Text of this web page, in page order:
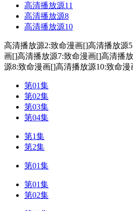
高清播放源11
高清播放源8
高清播放源10
高清播放源2:致命漫画[]高清播放源
画[]高清播放源7:致命漫画[]高清播
源8:致命漫画[]高清播放源10:致命漫
第01集
第02集
第03集
第04集
第1集
第2集
第01集
第01集
第02集